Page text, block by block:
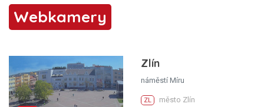
Webkamery
Zlín
náměstí Míru
ZL město Zlín